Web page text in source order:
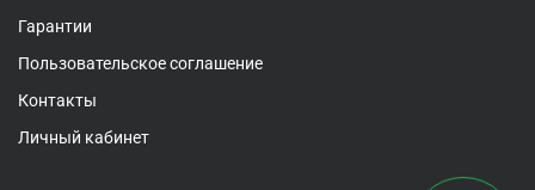
Гарантии
Пользовательское соглашение
Контакты
Личный кабинет